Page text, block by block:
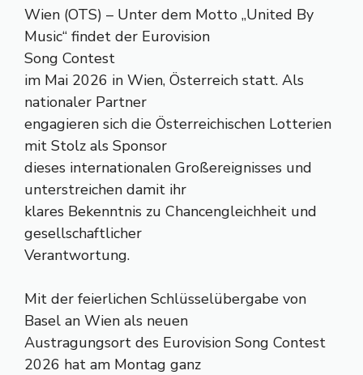
Wien (OTS) – Unter dem Motto „United By
Music“ findet der Eurovision
Song Contest
im Mai 2026 in Wien, Österreich statt. Als
nationaler Partner
engagieren sich die Österreichischen Lotterien
mit Stolz als Sponsor
dieses internationalen Großereignisses und
unterstreichen damit ihr
klares Bekenntnis zu Chancengleichheit und
gesellschaftlicher
Verantwortung.
Mit der feierlichen Schlüsselübergabe von
Basel an Wien als neuen
Austragungsort des Eurovision Song Contest
2026 hat am Montag ganz